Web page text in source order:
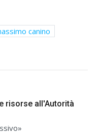
canino
risorse all'Autorità